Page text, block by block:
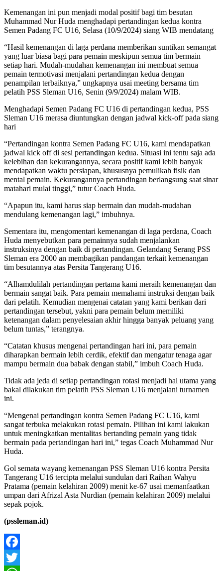
Kemenangan ini pun menjadi modal positif bagi tim besutan
Muhammad Nur Huda menghadapi pertandingan kedua kontra
Semen Padang FC U16, Selasa (10/9/2024) siang WIB mendatang
“Hasil kemenangan di laga perdana memberikan suntikan semangat
yang luar biasa bagi para pemain meskipun semua tim bermain
setiap hari. Mudah-mudahan kemenangan ini membuat semua
pemain termotivasi menjalani pertandingan kedua dengan
penampilan terbaiknya,” ungkapnya usai meeting bersama tim
pelatih PSS Sleman U16, Senin (9/9/2024) malam WIB.
Menghadapi Semen Padang FC U16 di pertandingan kedua, PSS
Sleman U16 merasa diuntungkan dengan jadwal kick-off pada siang
hari
“Pertandingan kontra Semen Padang FC U16, kami mendapatkan
jadwal kick off di sesi pertandingan kedua. Situasi ini tentu saja ada
kelebihan dan kekurangannya, secara positif kami lebih banyak
mendapatkan waktu persiapan, khususnya pemulikah fisik dan
mental pemain. Kekurangannya pertandingan berlangsung saat sinar
matahari mulai tinggi,” tutur Coach Huda.
“Apapun itu, kami harus siap bermain dan mudah-mudahan
mendulang kemenangan lagi,” imbuhnya.
Sementara itu, mengomentari kemenangan di laga perdana, Coach
Huda menyebutkan para pemainnya sudah menjalankan
instruksinya dengan baik di pertandingan. Gelandang Serang PSS
Sleman era 2000 an membagikan pandangan terkait kemenangan
tim besutannya atas Persita Tangerang U16.
“Alhamdulilah pertandingan pertama kami meraih kemenangan dan
bermain sangat baik. Para pemain memahami instruksi dengan baik
dari pelatih. Kemudian mengenai catatan yang kami berikan dari
pertandingan tersebut, yakni para pemain belum memiliki
ketenangan dalam penyelesaian akhir hingga banyak peluang yang
belum tuntas,” terangnya.
“Catatan khusus mengenai pertandingan hari ini, para pemain
diharapkan bermain lebih cerdik, efektif dan mengatur tenaga agar
mampu bermain dua babak dengan stabil,” imbuh Coach Huda.
Tidak ada jeda di setiap pertandingan rotasi menjadi hal utama yang
bakal dilakukan tim pelatih PSS Sleman U16 menjalani turnamen
ini.
“Mengenai pertandingan kontra Semen Padang FC U16, kami
sangat terbuka melakukan rotasi pemain. Pilihan ini kami lakukan
untuk meningkatkan mentalitas bertanding pemain yang tidak
bermain pada pertandingan hari ini,” tegas Coach Muhammad Nur
Huda.
Gol semata wayang kemenangan PSS Sleman U16 kontra Persita
Tangerang U16 tercipta melalui sundulan dari Raihan Wahyu
Pratama (pemain kelahiran 2009) menit ke-67 usai memanfaatkan
umpan dari Afrizal Asta Nurdian (pemain kelahiran 2009) melalui
sepak pojok.
(pssleman.id)
Facebook